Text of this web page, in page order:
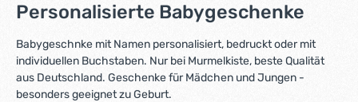
Personalisierte Babygeschenke
Babygeschnke mit Namen personalisiert, bedruckt oder mit
individuellen Buchstaben. Nur bei Murmelkiste, beste Qualität
aus Deutschland. Geschenke für Mädchen und Jungen -
besonders geeignet zu Geburt.